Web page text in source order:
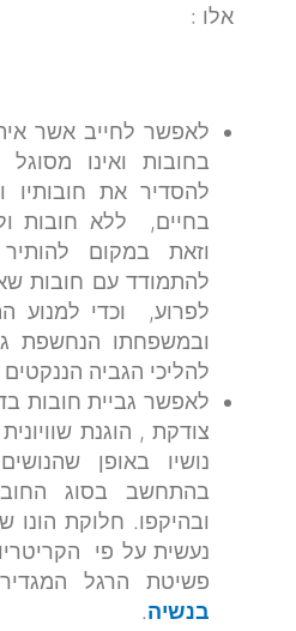
אלו :
לאפשר לחייב אשר
בחובות ואינו
להסדיר את
בחיים, ללא חובות
וזאת במקום
להתמודד עם חובות
לפרוע, וכדי למנוע
ובמשפחתו הנחשפת
להליכי הגביה הננקטים
לאפשר גביית חובות
צודקת , הוגנת
נושיו באופן
בהתחשב בסוג
ובהיקפו. חלוקת הונו
נעשית על פי
פשיטת הרגל
בנשיה.